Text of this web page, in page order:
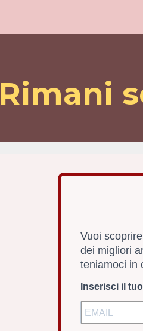
Rimani
Vuoi
dei migliori
teniamoci in
Inserisci il